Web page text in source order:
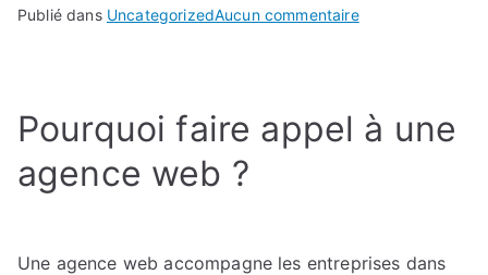
Publié dans UncategorizedAucun commentairesur
stratégie
votre
Pourquoi faire appel à une
agence web ?
Une agence web accompagne les entreprises dans